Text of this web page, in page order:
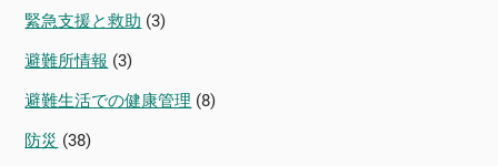
緊急支援と救助 (3)
避難所情報 (3)
避難生活での健康管理 (8)
防災 (38)